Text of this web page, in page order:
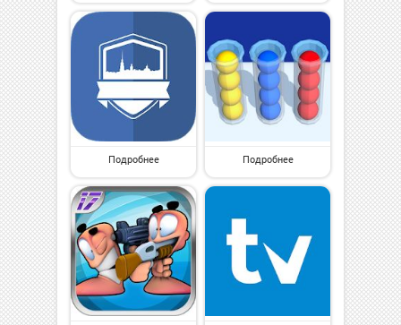
Подробнее Подробнее